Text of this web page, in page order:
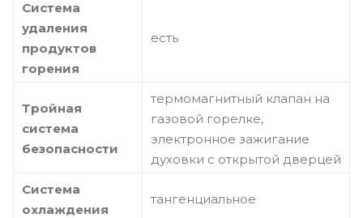
Система
удаления
продуктов
горения
есть
Тройная
система
безопасности
термомагнитный клапан на
газовой горелке,
электронное зажигание
духовки с открытой дверцей
Система
охлаждения
тангенциальное